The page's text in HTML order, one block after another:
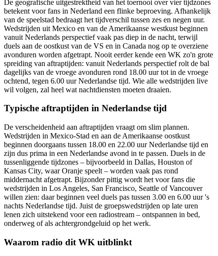
De geografische uitgestrektheid van het toernooi over vier tijdzones
betekent voor fans in Nederland een flinke beproeving. Afhankelijk
van de speelstad bedraagt het tijdverschil tussen zes en negen uur.
Wedstrijden uit Mexico en van de Amerikaanse westkust beginnen
vanuit Nederlands perspectief vaak pas diep in de nacht, terwijl
duels aan de oostkust van de VS en in Canada nog op te overziene
avonduren worden afgetrapt. Nooit eerder kende een WK zo'n grote
spreiding van aftraptijden: vanuit Nederlands perspectief rolt de bal
dagelijks van de vroege avonduren rond 18.00 uur tot in de vroege
ochtend, tegen 6.00 uur Nederlandse tijd. Wie alle wedstrijden live
wil volgen, zal heel wat nachtdiensten moeten draaien.
Typische aftraptijden in Nederlandse tijd
De verscheidenheid aan aftraptijden vraagt om slim plannen.
Wedstrijden in Mexico-Stad en aan de Amerikaanse oostkust
beginnen doorgaans tussen 18.00 en 22.00 uur Nederlandse tijd en
zijn dus prima in een Nederlandse avond in te passen. Duels in de
tussenliggende tijdzones – bijvoorbeeld in Dallas, Houston of
Kansas City, waar Oranje speelt – worden vaak pas rond
middernacht afgetrapt. Bijzonder pittig wordt het voor fans die
wedstrijden in Los Angeles, San Francisco, Seattle of Vancouver
willen zien: daar beginnen veel duels pas tussen 3.00 en 6.00 uur 's
nachts Nederlandse tijd. Juist de groepswedstrijden op late uren
lenen zich uitstekend voor een radiostream – ontspannen in bed,
onderweg of als achtergrondgeluid op het werk.
Waarom radio dit WK uitblinkt